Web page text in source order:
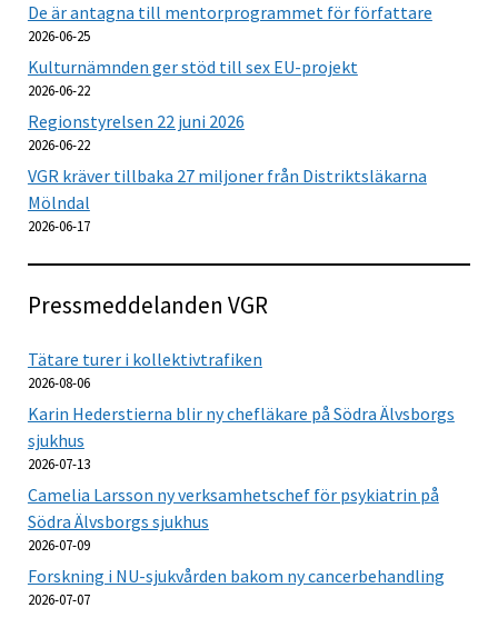
De är antagna till mentorprogrammet för författare
2026-06-25
Kulturnämnden ger stöd till sex EU-projekt
2026-06-22
Regionstyrelsen 22 juni 2026
2026-06-22
VGR kräver tillbaka 27 miljoner från Distriktsläkarna
Mölndal
2026-06-17
Pressmeddelanden VGR
Tätare turer i kollektivtrafiken
2026-08-06
Karin Hederstierna blir ny chefläkare på Södra Älvsborgs
sjukhus
2026-07-13
Camelia Larsson ny verksamhetschef för psykiatrin på
Södra Älvsborgs sjukhus
2026-07-09
Forskning i NU-sjukvården bakom ny cancerbehandling
2026-07-07